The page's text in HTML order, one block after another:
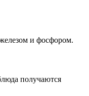
и фосфором.
получаются